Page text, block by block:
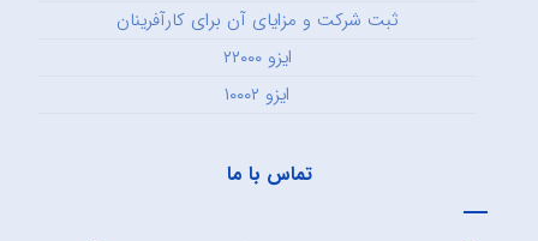
ثبت شرکت و مزایای آن برای کارآفرینان
ایزو ۲۲۰۰۰
ایزو ۱۰۰۰۲
تماس با ما